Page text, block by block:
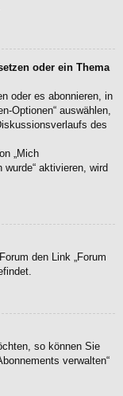
oder ein Thema
oder es abonnieren, in
Optionen“ auswählen,
des
„Mich
aktivieren, wird
den Link „Forum
so können Sie
verwalten“